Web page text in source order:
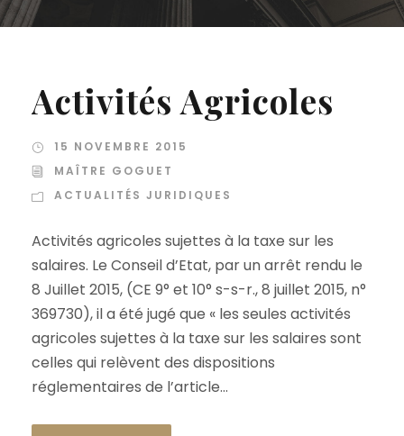
Activités Agricoles
15 NOVEMBRE 2015
MAÎTRE GOGUET
ACTUALITÉS JURIDIQUES
Activités agricoles sujettes à la taxe sur les
salaires. Le Conseil d’Etat, par un arrêt rendu le
8 Juillet 2015, (CE 9° et 10° s-s-r., 8 juillet 2015, n°
369730), il a été jugé que « les seules activités
agricoles sujettes à la taxe sur les salaires sont
celles qui relèvent des dispositions
réglementaires de l’article...